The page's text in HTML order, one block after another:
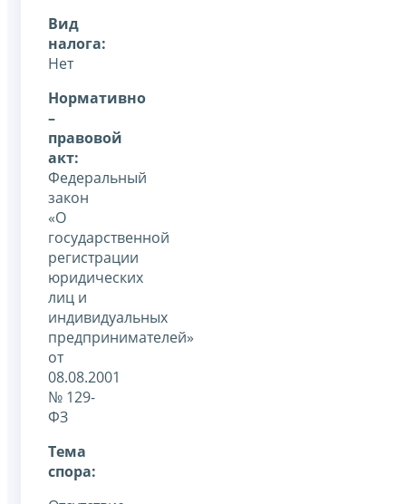
Вид
налога:
Нет
Нормативно
–
правовой
акт:
Федеральный
закон
«О
государственной
регистрации
юридических
лиц и
индивидуальных
предпринимателей»
от
08.08.2001
№ 129-
ФЗ
Тема
спора: